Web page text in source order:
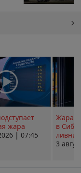
жара
| 07:45
Жара в
в
ливни
3